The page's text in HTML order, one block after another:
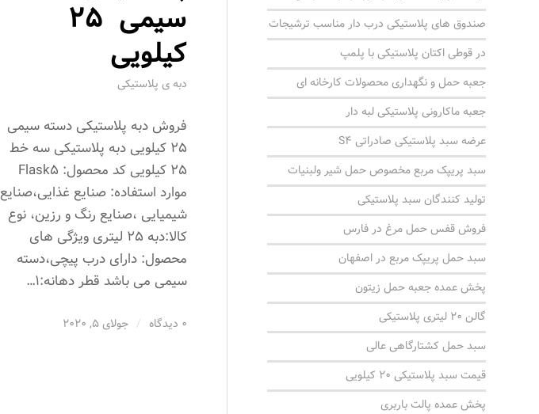
سیمی 25
کیلویی
دبه ی پلاستیکی
فروش دبه پلاستیکی دسته سیمی
25 کیلویی دبه پلاستیکی سه خط
25 کیلویی کد محصول: Flask5
موارد استفاده: صنایع غذایی،صنایع
شیمیایی ،صنایع رنگ و رزین، نوع
کالا:دبه 25 لیتری ویژگی های
محصول: دارای درب پیچی،دسته
سیمی می باشد قطر دهانه:1…
0 دیدگاه / جولای 5, 2020
صندوق های پلاستیکی درب دار مناسب ترشیجات
در قوطی اکتان پلاستیکی با پلمپ
جعبه حمل و نگهداری محصولات کارخانه ای
جعبه ماکارونی پلاستیکی لبه دار
عرضه سبد پلاستیکی صادراتی S4
سبد پریپک مربع مخصوص حمل شیر ولبنیات
تولید کنندگان سبد پلاستیکی
فروش قفس حمل مرغ در فارس
سبد حمل پریپک مربع در اصفهان
پخش عمده جعبه حمل زیتون
گالن 20 لیتری پلاستیکی
سبد حمل کشتارگاهی عالی
قیمت سبد پلاستیکی 20 کیلویی
پخش عمده پالت باربری